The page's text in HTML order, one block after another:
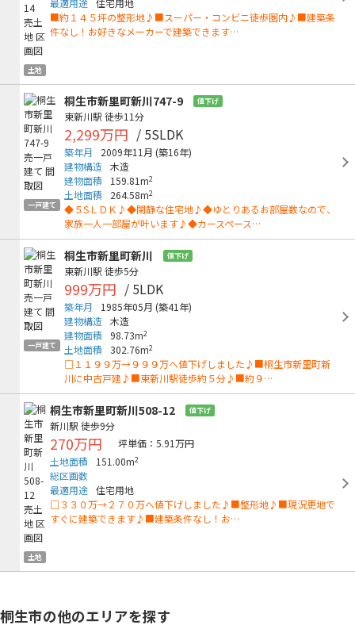
土地
最適用途 住宅用地
■約１４５坪の整形地♪■スーパー・コンビニ徒歩圏内♪■建築条
件なし！お好きなメーカーで建築できます…
一戸建て
桐生市新里町新川747-9 値下げ
東新川駅 徒歩11分
2,299万円 / 5SLDK
築年月 2009年11月 (築16年)
建物構造 木造
建物面積
159.81m2
土地面積 264.58m2
◆５SＬＤＫ♪◆閑静な住宅地♪◆ゆとりあるお部屋数なので、
家族一人一部屋が叶います♪◆カースペース…
一戸建て
桐生市新里町新川 値下げ
東新川駅 徒歩5分
999万円 / 5LDK
築年月 1985年05月 (築41年)
建物構造 木造
建物面積
98.73m2
土地面積 302.76m2
□１１９９万→９９９万へ値下げしました♪■桐生市新里町新
川に中古戸建♪■東新川駅徒歩約５分♪■約９…
土地
桐生市新里町新川508-12 値下げ
新川駅 徒歩9分
270万円
坪単価：5.91万円
土地面積
151.00m2
総区画数
最適用途 住宅用地
□３３０万→２７０万へ値下げしました♪■整形地♪■現況更地で
すぐに建築できます♪■建築条件なし！お…
桐生市の他のエリアを探す